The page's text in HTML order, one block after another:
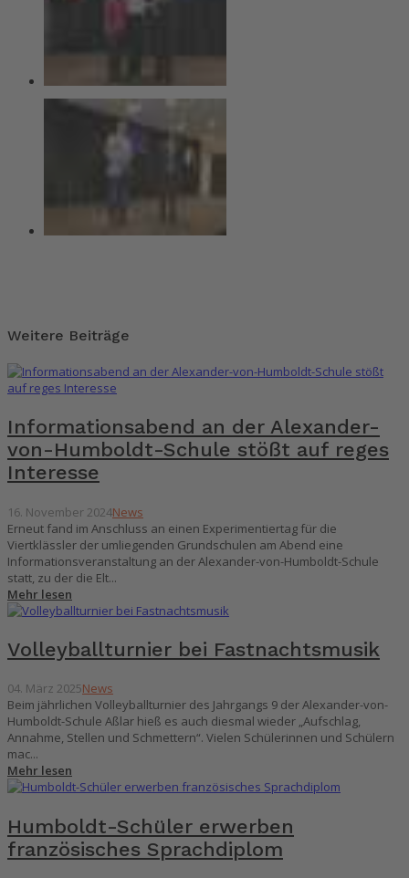
Weitere Beiträge
Informationsabend an der Alexander-
von-Humboldt-Schule stößt auf reges
Interesse
16. November 2024News
Erneut fand im Anschluss an einen Experimentiertag für die
Viertklässler der umliegenden Grundschulen am Abend eine
Informationsveranstaltung an der Alexander-von-Humboldt-Schule
statt, zu der die Elt...
Mehr lesen
Volleyballturnier bei Fastnachtsmusik
04. März 2025News
Beim jährlichen Volleyballturnier des Jahrgangs 9 der Alexander-von-
Humboldt-Schule Aßlar hieß es auch diesmal wieder „Aufschlag,
Annahme, Stellen und Schmettern“. Vielen Schülerinnen und Schülern
mac...
Mehr lesen
Humboldt-Schüler erwerben
französisches Sprachdiplom